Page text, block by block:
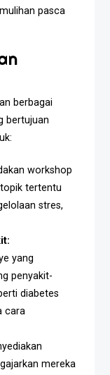
pasca
berbagai
bertujuan
workshop
tertentu
stres,
yang
penyakit-
diabetes
cara
mereka